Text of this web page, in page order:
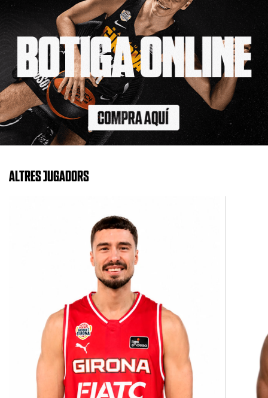
ALTRES JUGADORS